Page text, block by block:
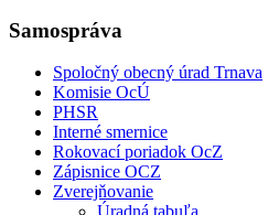
Samospráva
Spoločný obecný úrad Trnava
Komisie OcÚ
PHSR
Interné smernice
Rokovací poriadok OcZ
Zápisnice OCZ
Zverejňovanie